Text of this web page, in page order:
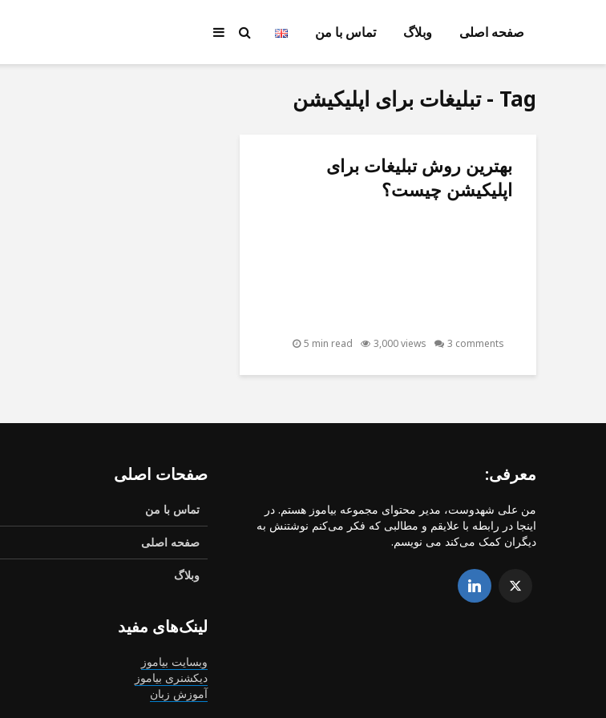
صفحه اصلی وبلاگ تماس با من
Tag - تبلیغات برای اپلیکیشن
بهترین روش تبلیغات برای
اپلیکیشن چیست؟
3 comments
3,000 views
5 min read
معرفی:
من علی شهدوست، مدیر محتوای مجموعه بیاموز هستم. در
اینجا در رابطه با علایقم و مطالبی که فکر می‌کنم نوشتنش به
دیگران کمک می‌کند می نویسم.
صفحات اصلی
تماس با من
صفحه اصلی
وبلاگ
لینک‌های مفید
وبسایت بیاموز
دیکشنری بیاموز
آموزش زبان